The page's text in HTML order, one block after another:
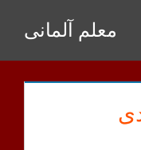
Inhalt
springen
معلم آلمانی